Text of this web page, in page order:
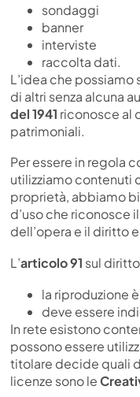
sondaggi
banner
interviste
raccolta dati.
L’idea che
di altri senza alcuna
del 1941 riconosce al
patrimoniali.
Per essere in regola
utilizziamo contenuti
proprietà, abbiamo
d’uso che riconosce
dell’opera e il diritto
L’articolo 91 sul
la riproduzione
deve essere
In rete esistono
possono essere
titolare decide quali
licenze sono le